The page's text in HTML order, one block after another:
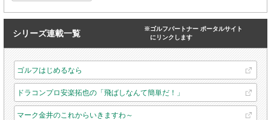
シリーズ連載一覧
※ゴルフパートナー ポータルサイト
にリンクします
ゴルフはじめるなら
ドラコンプロ安楽拓也の「飛ばしなんて簡単だ！」
マーク金井のこれからいきますわ～